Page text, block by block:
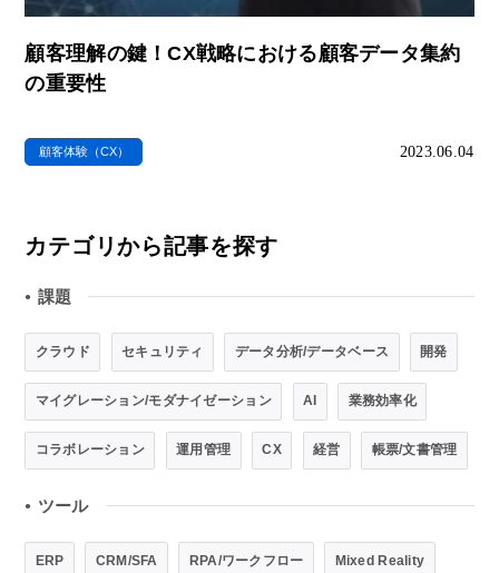
顧客理解の鍵！CX戦略における顧客データ集約
の重要性
顧客体験（CX） 2023.06.04
カテゴリから記事を探す
● 課題
クラウド セキュリティ データ分析/データベース 開発
マイグレーション/モダナイゼーション AI 業務効率化
コラボレーション 運用管理 CX 経営 帳票/文書管理
● ツール
ERP CRM/SFA RPA/ワークフロー Mixed Reality